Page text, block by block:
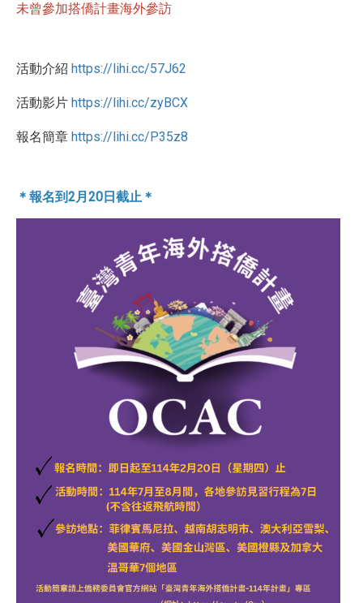
未曾參加搭僑計畫海外參訪
活動介紹 https://lihi.cc/57J62
活動影片 https://lihi.cc/zyBCX
報名簡章 https://lihi.cc/P35z8
＊報名到2月20日截止＊